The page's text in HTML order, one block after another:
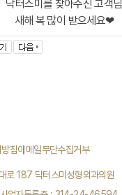
닥터스미를 찾아주신 고객님
새해 복 많이 받으세요❤
침이메일무단수집거부
로 187 닥터스미성형외과의원